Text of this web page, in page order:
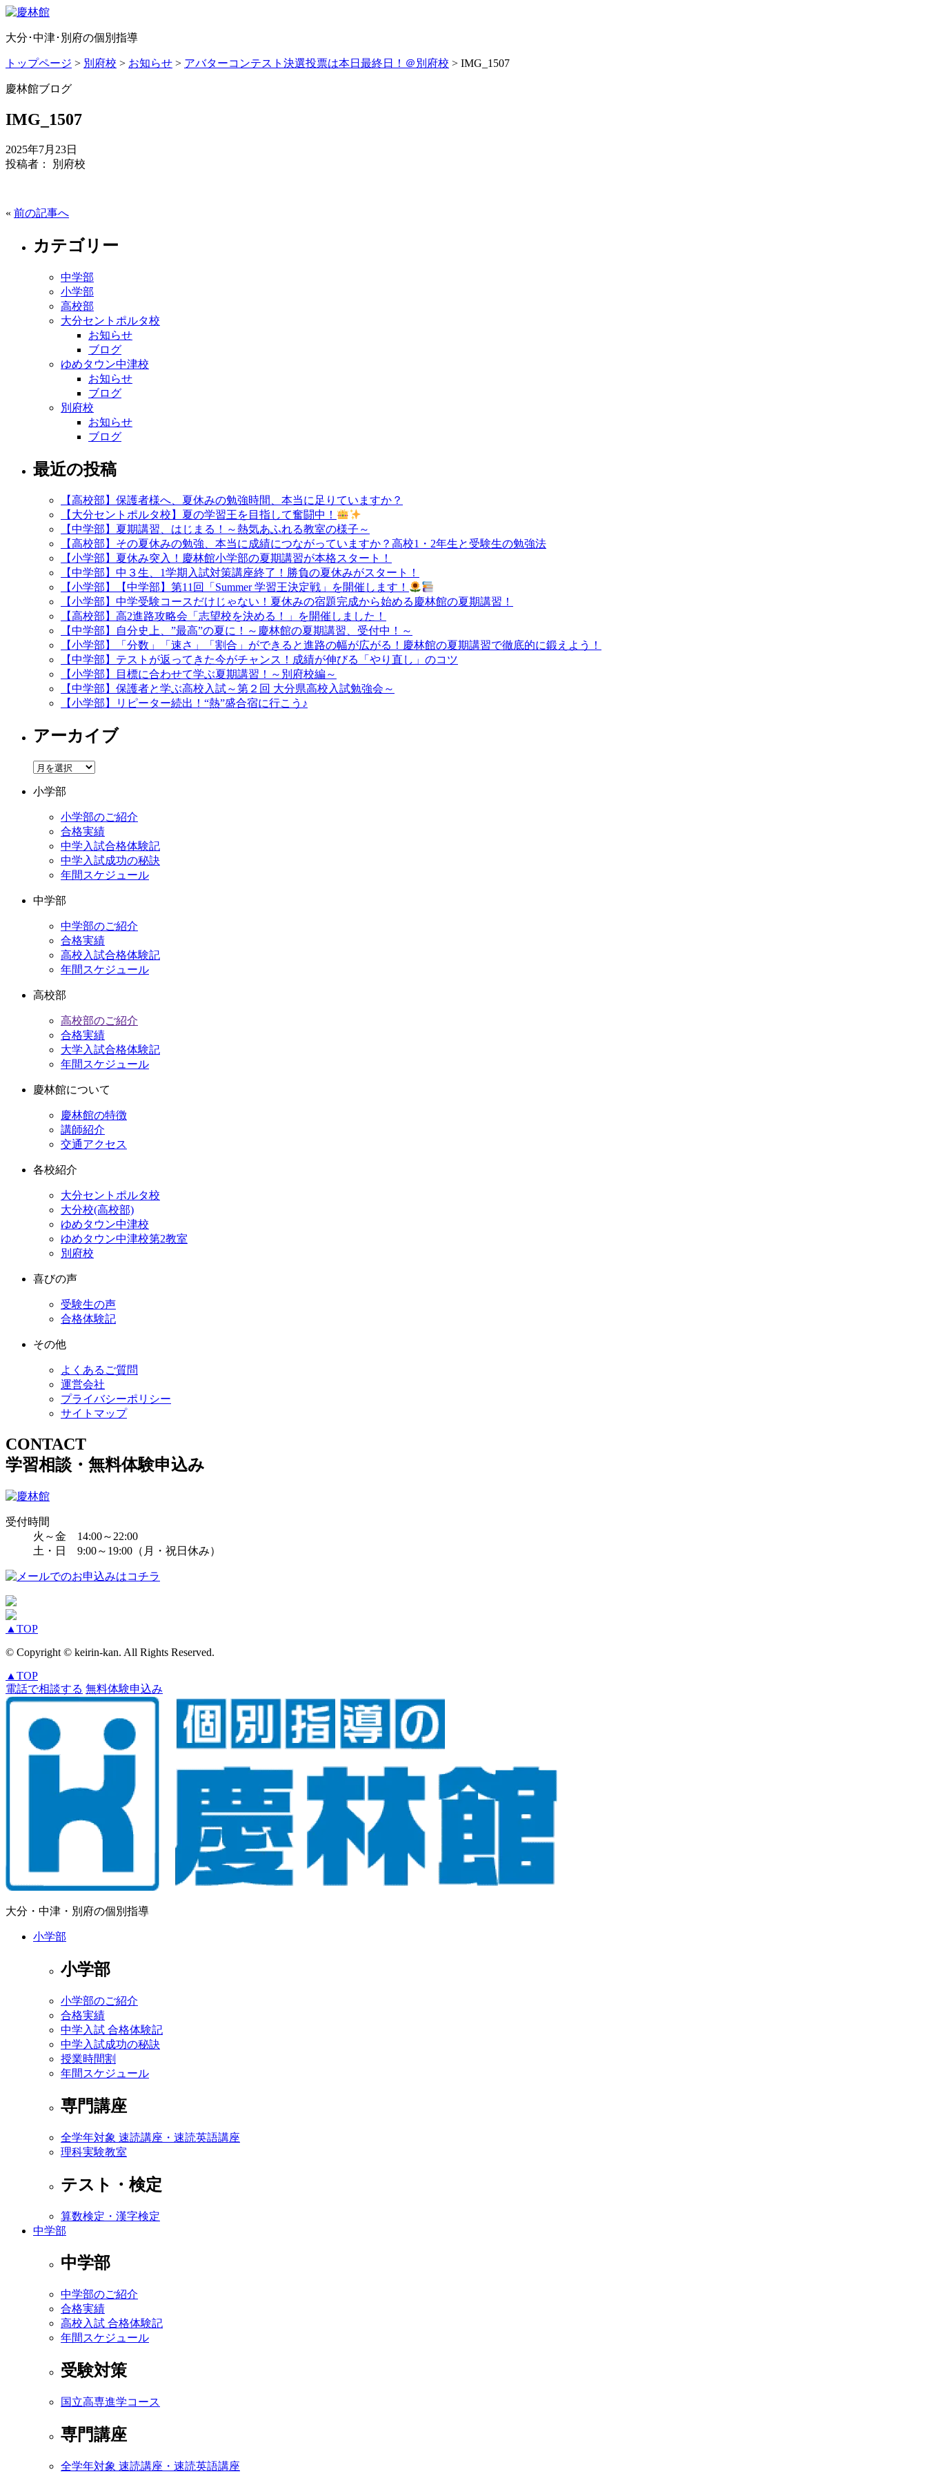
大分･中津･別府の個別指導
トップページ > 別府校 > お知らせ > アバターコンテスト決選投票は本日最終日！＠別府校 > IMG_1507
慶林館ブログ
IMG_1507
2025年7月23日
投稿者： 別府校
« 前の記事へ
カテゴリー
中学部
小学部
高校部
大分セントポルタ校
お知らせ
ブログ
ゆめタウン中津校
お知らせ
ブログ
別府校
お知らせ
ブログ
最近の投稿
【高校部】保護者様へ、夏休みの勉強時間、本当に足りていますか？
【大分セントポルタ校】夏の学習王を目指して奮闘中！
【中学部】夏期講習、はじまる！～熱気あふれる教室の様子～
【高校部】その夏休みの勉強、本当に成績につながっていますか？高校1・2年生と受験生の勉強法
【小学部】夏休み突入！慶林館小学部の夏期講習が本格スタート！
【中学部】中３生、1学期入試対策講座終了！勝負の夏休みがスタート！
【小学部】【中学部】第11回「Summer 学習王決定戦」を開催します！
【小学部】中学受験コースだけじゃない！夏休みの宿題完成から始める慶林館の夏期講習！
【高校部】高2進路攻略会「志望校を決める！」を開催しました！
【中学部】自分史上、”最高”の夏に！～慶林館の夏期講習、受付中！～
【小学部】「分数」「速さ」「割合」ができると進路の幅が広がる！慶林館の夏期講習で徹底的に鍛えよう！
【中学部】テストが返ってきた今がチャンス！成績が伸びる「やり直し」のコツ
【小学部】目標に合わせて学ぶ夏期講習！～別府校編～
【中学部】保護者と学ぶ高校入試～第２回 大分県高校入試勉強会～
【小学部】リピーター続出！“熱”盛合宿に行こう♪
アーカイブ
ア
カ
小学部
小学部のご紹介
合格実績
中学入試合格体験記
中学入試成功の秘訣
年間スケジュール
中学部
中学部のご紹介
合格実績
高校入試合格体験記
年間スケジュール
高校部
高校部のご紹介
合格実績
大学入試合格体験記
年間スケジュール
慶林館について
慶林館の特徴
講師紹介
交通アクセス
各校紹介
大分セントポルタ校
大分校(高校部)
ゆめタウン中津校
ゆめタウン中津校第2教室
別府校
喜びの声
受験生の声
合格体験記
その他
よくあるご質問
運営会社
プライバシーポリシー
サイトマップ
CONTACT
学習相談・無料体験申込み
受付時間
火～金 14:00～22:00
土・日 9:00～19:00（月・祝日休み）
▲ TOP
© Copyright © keirin-kan. All Rights Reserved.
▲ TOP
電話で相談する 無料体験申込み
大分・中津・別府の個別指導
小学部
小学部
小学部のご紹介
合格実績
中学入試 合格体験記
中学入試成功の秘訣
授業時間割
年間スケジュール
専門講座
全学年対象 速読講座・速読英語講座
理科実験教室
テスト・検定
算数検定・漢字検定
中学部
中学部
中学部のご紹介
合格実績
高校入試 合格体験記
年間スケジュール
受験対策
国立高専進学コース
専門講座
全学年対象 速読講座・速読英語講座